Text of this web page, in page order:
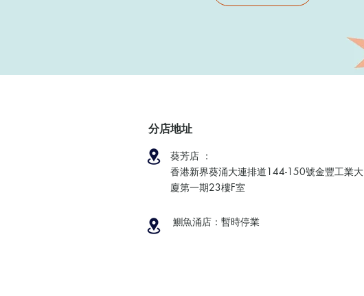
分店地址
葵芳店 ：
香港新界葵涌大連排道144-150號金豐工業大
廈第一期23樓F室
鰂魚涌店：暫時停業